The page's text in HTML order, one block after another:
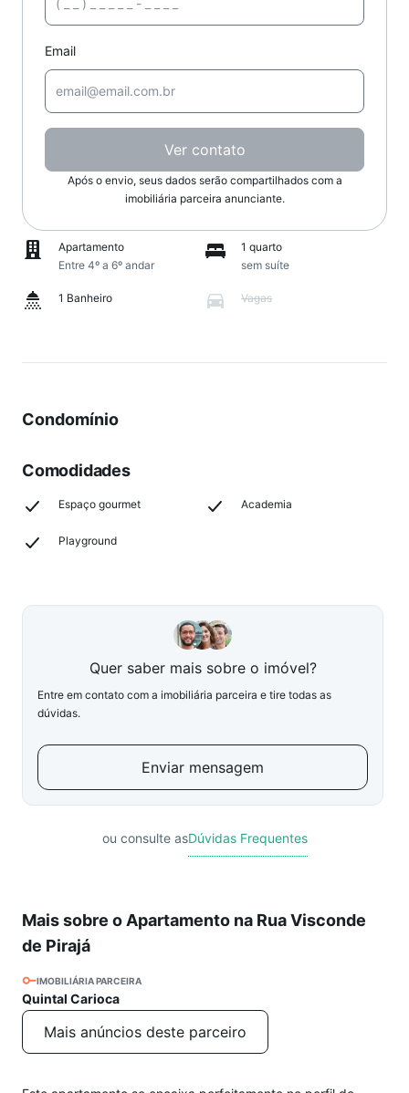
Email
Ver contato
Após o envio, seus dados serão compartilhados com a
imobiliária parceira anunciante.
Apartamento
Entre 4º a 6º andar
1 quarto
sem suíte
1 Banheiro Vagas
Condomínio
Comodidades
Espaço gourmet Academia
Playground
Quer saber mais sobre o imóvel?
Entre em contato com a imobiliária parceira e tire todas as
dúvidas.
Enviar mensagem
ou consulte asDúvidas Frequentes
Mais sobre o Apartamento na Rua Visconde
de Pirajá
IMOBILIÁRIA PARCEIRA
Quintal Carioca
Mais anúncios deste parceiro